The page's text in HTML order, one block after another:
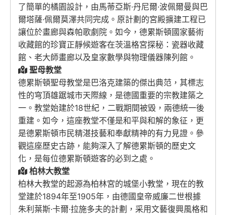
了簡單的橘園設計，由馬蒂亞斯·丹尼爾·波佩爾曼與巴
爾塔薩·佩爾莫澤共同完成。原計劃的宮殿擴建工程已
讓位於畫廊與森帕歌劇院。如今，德累斯頓國家藝術
收藏館的珍寶正靜候遊客在茨溫格宮探秘：瓷器收藏
館、老大師畫廊以及皇家數學與物理儀器陳列館。
聖母教堂
德累斯頓聖母教堂是巴洛克建築的傑出典范，其標志
性的穹頂雄踞城市天際線，是德國重要的宗教建築之
一。教堂始建於18世紀，二戰期間被毀，兩德統一後
重建。如今，這座教堂不僅是和平與和解的象征，更
是德累斯頓市民精湛技藝和奉獻精神的有力見證。參
觀這座歷史古跡，能夠深入了解德累斯頓的歷史文
化，是每位德累斯頓遊客的必到之處。
柏林大教堂
柏林大教堂的起源為柏林宮的城堡小教堂，現在的教
堂建於1894年至1905年，由德國皇帝威廉二世根據
朱利葉斯·卡爾·拉施多夫的計劃，采用文藝復興風格和